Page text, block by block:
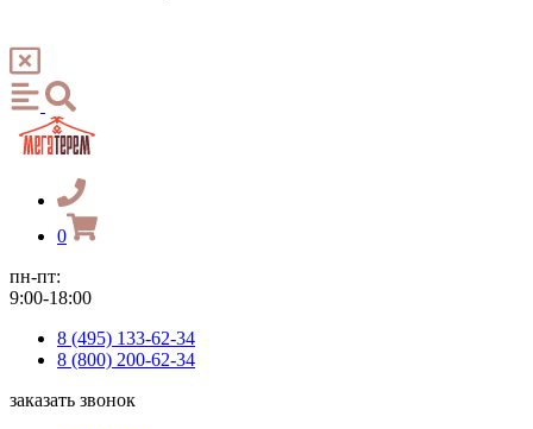
0
пн-пт:
9:00-18:00
8 (495) 133-62-34
8 (800) 200-62-34
заказать звонок